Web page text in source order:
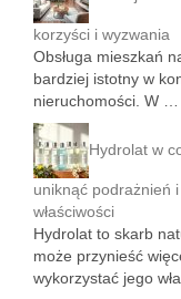
korzyści i wyzwania
Obsługa mieszkań
bardziej istotny w
nieruchomości. W …
Hydrolat w
uniknąć podrażnień
właściwości
Hydrolat to skarb
może przynieść
wykorzystać jego